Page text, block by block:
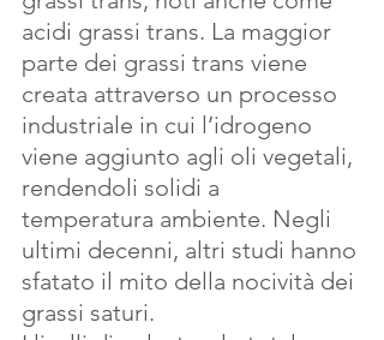
acidi grassi trans. La maggior
parte dei grassi trans viene
creata attraverso un processo
industriale in cui l’idrogeno
viene aggiunto agli oli vegetali,
rendendoli solidi a
temperatura ambiente. Negli
ultimi decenni, altri studi hanno
sfatato il mito della nocività dei
grassi saturi.